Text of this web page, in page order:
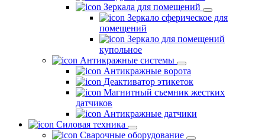
Зеркала для помещений
Зеркало сферическое для
помещений
Зеркало для помещений
купольное
Антикражные системы
Антикражные ворота
Деактиватор этикеток
Магнитный съемник жестких
датчиков
Антикражные датчики
Силовая техника
Сварочные оборудование